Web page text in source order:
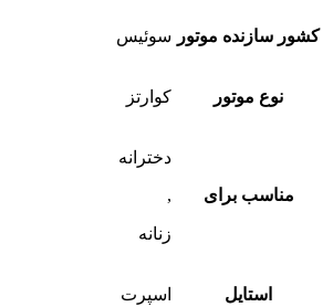
کشور سازنده موتور سوئیس
نوع موتور کوارتز
مناسب برای
دخترانه
,
زنانه
استایل اسپرت